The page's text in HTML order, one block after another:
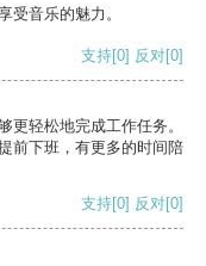
受音乐的魅力。
支持[0] 反对[0]
更轻松地完成工作任务。
前下班，有更多的时间陪
支持[0] 反对[0]